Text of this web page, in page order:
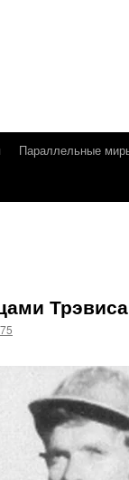
Параллельные